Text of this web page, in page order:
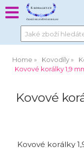
Home Kovodíly
Kovové korálky 1,9
Kovové
Kovové korálky